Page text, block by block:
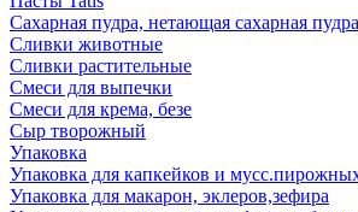
Сахарная пудра, нетающая сахарная пудра
Сливки животные
Сливки растительные
Смеси для выпечки
Смеси для крема, безе
Сыр творожный
Упаковка
Упаковка для капкейков и
Упаковка для макарон, эклеров,зефира